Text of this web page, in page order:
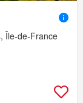
Île-de-France